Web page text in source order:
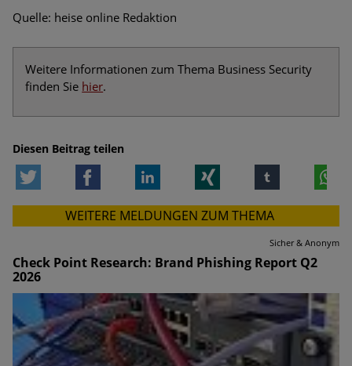
Quelle: heise online Redaktion
Weitere Informationen zum Thema Business Security
finden Sie hier.
Diesen Beitrag teilen
Facebook LinkedIn tumblr
WEITERE MELDUNGEN ZUM THEMA
Sicher & Anonym
Check Point Research: Brand Phishing Report Q2
2026